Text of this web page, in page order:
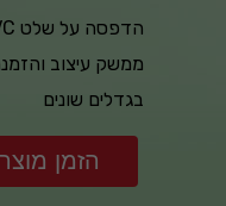
ממשק עיצוב
בגדלים שונים
הזמן מוצר